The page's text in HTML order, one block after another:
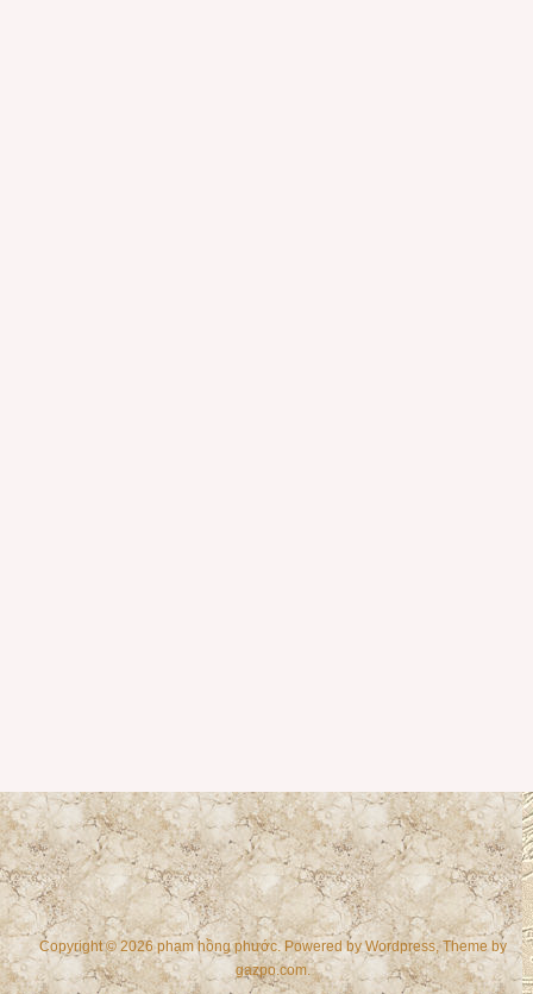
Copyright © 2026 phạm hồng phước. Powered byWordpress, Theme by
gazpo.com.